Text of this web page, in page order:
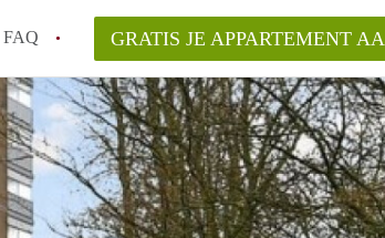
FAQ
op een Appartement in Delft?
GRATIS JE APPARTEMENT